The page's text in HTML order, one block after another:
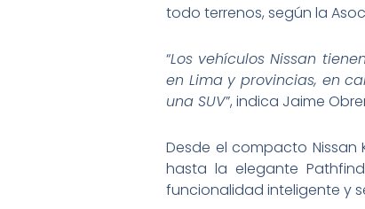
todo terrenos, según la
“Los vehículos Nissan
en Lima y provincias, en
una SUV”, indica Jaime
Desde el compacto Nissan
hasta la elegante
funcionalidad inteligente y